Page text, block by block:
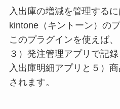
入出庫の増減を管理する
kintone（キントーン）の
このプラグインを使えば
３）発注管理アプリで記
入出庫明細アプリと５）
されます。